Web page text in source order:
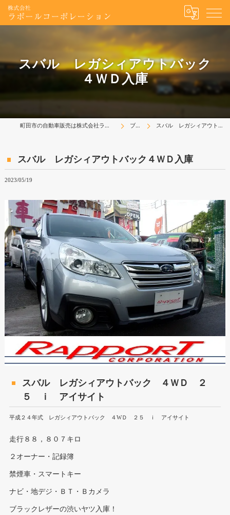
スバル レガシィアウトバック
４ＷＤ入庫
町田市の自動車販売は株式会社ラポールコーポレーション ブログ スバル レガシィアウトバック４ＷＤ入庫
スバル レガシィアウトバック４ＷＤ入庫
2023/05/19
スバル レガシィアウトバック ４ＷＤ ２
５ ｉ アイサイト
平成２４年式 レガシィアウトバック ４WＤ ２５ ｉ アイサイト
走行８８，８０７キロ
２オーナー・記録簿
禁煙車・スマートキー
ナビ・地デジ・ＢＴ・Ｂカメラ
ブラックレザーの渋いヤツ入庫！